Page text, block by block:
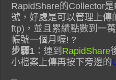
RapidShare的Collector
號，好處是可以管理上傳
ftp)，並且累績點數到一
帳號一個月喔! ?
步驟1 ：連到 RapidShare
小檔案上傳再按下旁邊的